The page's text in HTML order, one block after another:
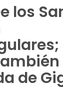
los
de